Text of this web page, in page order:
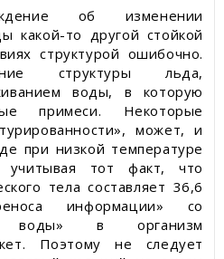
об изменении
какой-то другой стойкой
структурой ошибочно.
структуры льда,
воды, в которую
примеси. Некоторые
может, и
при низкой температуре
тот факт, что
тела составляет 36,6
информации» со
воды» в организм
Поэтому не следует